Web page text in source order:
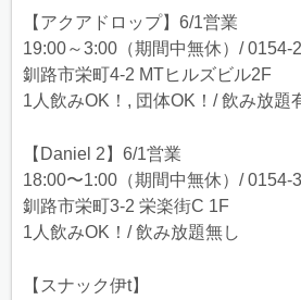
【アクアドロップ】6/1営業
19:00～3:00（期間中無休）/ 0154-
釧路市栄町4-2 MTヒルズビル2F
1人飲みOK！, 団体OK！/ 飲み放題
【Daniel 2】6/1営業
18:00〜1:00（期間中無休）/ 0154-
釧路市栄町3-2 栄楽街C 1F
1人飲みOK！/ 飲み放題無し
【スナック伊t】